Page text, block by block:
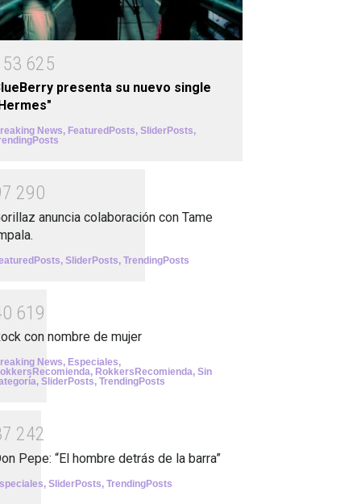
53 625
presenta su nuevo single
News, FeaturedPosts, SliderPosts,
7 290
anuncia colaboración con Tame
, SliderPosts, TrendingPosts
0 61 9
con nombre de mujer
News, Especiales,
, RokkersRecomienda, Sin
, SliderPosts, TrendingPosts
7 242
Pepe: “El hombre detrás de la barra”
, SliderPosts, TrendingPosts